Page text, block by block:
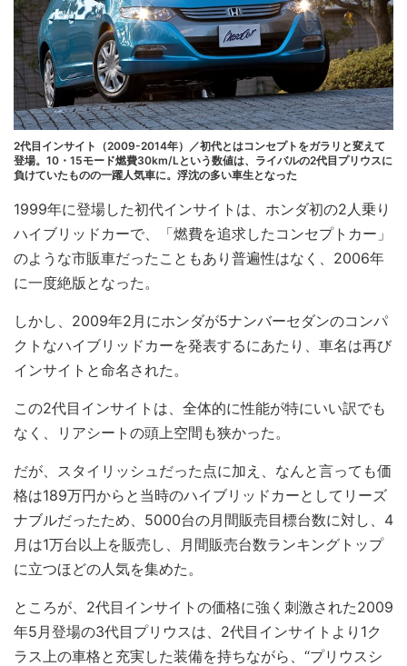
2代目インサイト（2009-2014年）／初代とはコンセプトをガラリと変えて
登場。10・15モード燃費30km/Lという数値は、ライバルの2代目プリウスに
負けていたものの一躍人気車に。浮沈の多い車生となった
1999年に登場した初代インサイトは、ホンダ初の2人乗り
ハイブリッドカーで、「燃費を追求したコンセプトカー」
のような市販車だったこともあり普遍性はなく、2006年
に一度絶版となった。
しかし、2009年2月にホンダが5ナンバーセダンのコンパ
クトなハイブリッドカーを発表するにあたり、車名は再び
インサイトと命名された。
この2代目インサイトは、全体的に性能が特にいい訳でも
なく、リアシートの頭上空間も狭かった。
だが、スタイリッシュだった点に加え、なんと言っても価
格は189万円からと当時のハイブリッドカーとしてリーズ
ナブルだったため、5000台の月間販売目標台数に対し、4
月は1万台以上を販売し、月間販売台数ランキングトップ
に立つほどの人気を集めた。
ところが、2代目インサイトの価格に強く刺激された2009
年5月登場の3代目プリウスは、2代目インサイトより1ク
ラス上の車格と充実した装備を持ちながら、“プリウスシ